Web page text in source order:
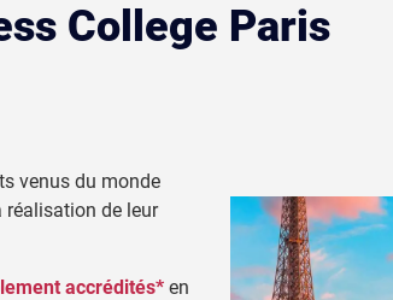
College Paris
venus du monde
réalisation de leur
accrédités* en